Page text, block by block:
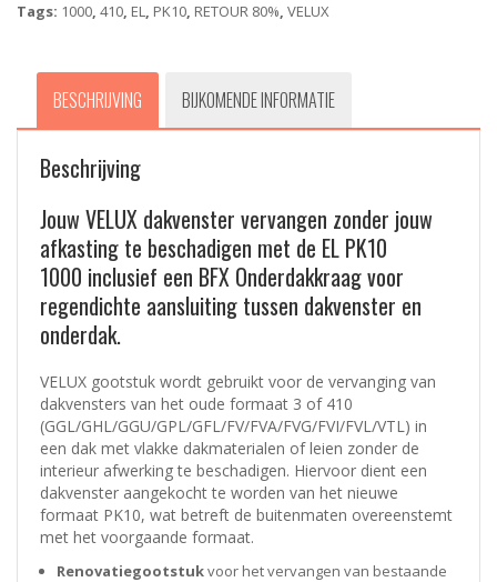
onderdakkraag
aantal
Tags: 1000, 410, EL, PK10, RETOUR 80%, VELUX
BESCHRIJVING BIJKOMENDE INFORMATIE
Beschrijving
Jouw VELUX dakvenster vervangen zonder jouw
afkasting te beschadigen met de EL PK10
1000 inclusief een BFX Onderdakkraag voor
regendichte aansluiting tussen dakvenster en
onderdak.
VELUX gootstuk wordt gebruikt voor de vervanging van
dakvensters van het oude formaat 3 of 410
(GGL/GHL/GGU/GPL/GFL/FV/FVA/FVG/FVI/FVL/VTL) in
een dak met vlakke dakmaterialen of leien zonder de
interieur afwerking te beschadigen. Hiervoor dient een
dakvenster aangekocht te worden van het nieuwe
formaat PK10, wat betreft de buitenmaten overeenstemt
met het voorgaande formaat.
Renovatiegootstukvoor het vervangen van bestaande